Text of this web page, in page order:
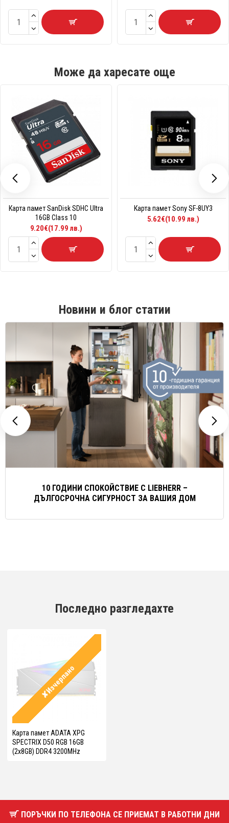
Може да харесате още
Карта памет SanDisk SDHC Ultra
16GB Class 10
9.20€(17.99 лв.)
Карта памет Sony SF-8UY3
5.62€(10.99 лв.)
Новини и блог статии
10 ГОДИНИ СПОКОЙСТВИЕ С LIEBHERR –
ДЪЛГОСРОЧНА СИГУРНОСТ ЗА ВАШИЯ ДОМ
Последно разгледахте
✘Изчерпано
Карта памет ADATA XPG
SPECTRIX D50 RGB 16GB
(2x8GB) DDR4 3200MHz
ПОРЪЧКИ ПО ТЕЛЕФОНА СЕ ПРИЕМАТ В РАБОТНИ ДНИ